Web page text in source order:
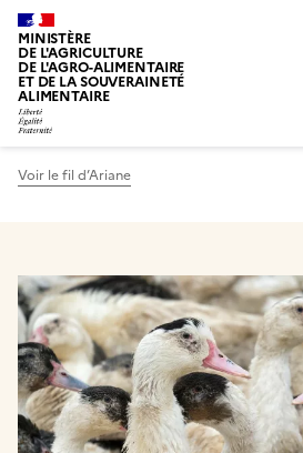
MINISTÈRE
DE L'AGRICULTURE
DE L'AGRO-ALIMENTAIRE
ET DE LA SOUVERAINETÉ
ALIMENTAIRE
Voir le fil d’Ariane